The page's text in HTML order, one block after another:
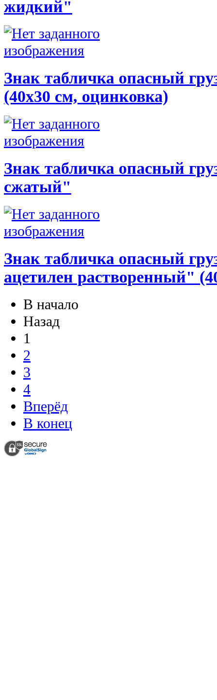
жидкий"
Знак табличка опасный
(40х30 см, оцинковка)
Знак табличка опасный
сжатый"
Знак табличка опасный
ацетилен растворенный"
В начало
Назад
1
2
3
4
Вперёд
В конец